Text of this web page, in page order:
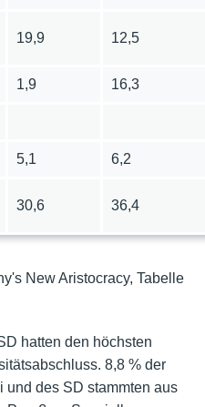
19,9 12,5
1,9 16,3
5,1 6,2
30,6 36,4
New Aristocracy, Tabelle
hatten den höchsten
8,8 % der
und des SD stammten aus